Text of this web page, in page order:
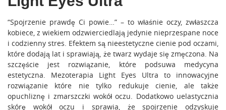
“Spojrzenie prawdę Ci powie…” – to właśnie oczy, zwłaszcza
kobiece, z wiekiem odzwierciedlają jedynie nieprzespane noce
i codzienny stres. Efektem są nieestetyczne cienie pod oczami,
które dodają lat i sprawiają, że twarz wydaje się zmęczona. Na
szczęście jest rozwiązanie, które podsuwa medycyna
estetyczna. Mezoterapia Light Eyes Ultra to innowacyjne
rozwiązanie które nie tylko redukuje cienie, ale także
opuchliznę i zmarszczki wokół oczu. Dodatkowo uelastycznia
skórę wokół oczu i sprawia, że spojrzenie odzyskuje